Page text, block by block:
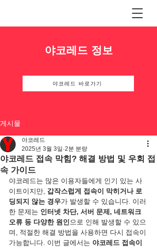
야코레드 정보
야코레드 바로가기
게시물
야코레드 접속 막힘? 해결 방법 및 우회 접
속 가이드
야코레드
2025년 3월 3일 2분 분량
야코레드는 많은 이용자들에게 인기 있는 사
이트이지만, 갑작스럽게 접속이 막히거나 로
딩되지 않는 경우가 발생할 수 있습니다. 이러
한 문제는 인터넷 차단, 서버 문제, 네트워크
오류 등 다양한 원인 으로 인해 발생할 수 있으
며, 적절한 해결 방법을 사용하면 다시 접속이
가능합니다. 이번 글에서는 야코레드 접속이